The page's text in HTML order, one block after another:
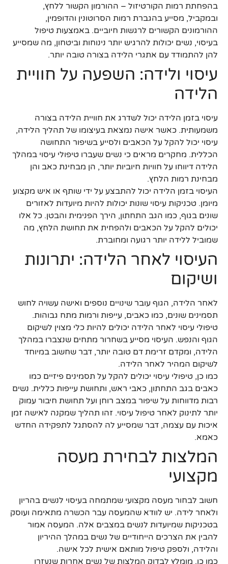
בהפחתת רמות הקורטיזול – ההורמון הקשור ללחץ,
ובמקביל, מסייע בהגברת רמות הסרוטונין והדופמין,
ההורמונים הקשורים לרגשות חיוביים. באמצעות טיפול
בעיסוי, נשים יכולות להרגיש יותר נינוחות וביטחון, מה שמסייע
להן להתמודד עם אתגרי הלידה בצורה טובה יותר.
עיסוי ולידה: השפעה על חוויית
הלידה
עיסוי בזמן הלידה יכול לשדרג את חוויית הלידה בצורה
משמעותית. כאשר אישה נמצאת בעיצומו של תהליך הלידה,
עיסוי יכול להקל על הכאבים ולסייע בשיפור התחושה
הכללית. מחקרים מראים כי נשים שעברו טיפולי עיסוי במהלך
הלידה דיווחו על חוויות חיוביות יותר, הן מבחינת כאב והן
מבחינת רמות הלחץ.
העיסוי בזמן הלידה יכול להתבצע על ידי שותף או איש מקצוע
מיומן. טכניקות עיסוי שונות יכולות להיות מיועדות לאזורים
שונים בגוף, כמו הגב התחתון, הירך הפנימית והבטן. כל אלו
יכולים להקל על הכאבים ולהפחית את תחושת הלחץ, מה
שמוביל ללידה יותר רגועה ומחוברת.
העיסוי לאחר הלידה: יתרונות
ושיקום
לאחר הלידה, הגוף עובר שינויים נוספים ואישה עשויה לחוש
תסמינים שונים, כמו כאבים, עייפות ורמות מתח גבוהות.
טיפולי עיסוי לאחר הלידה יכולים להיות כלי מצוין לשיקום
הגוף והנפש. העיסוי מסייע בשחרור מתחים שנצברו במהלך
הלידה, ומקדם זרימת דם טובה יותר, דבר שחשוב במיוחד
לשיקום המהיר לאחר הלידה.
כמו כן, טיפולי עיסוי יכולים להקל על תסמינים פיזיים כמו
כאבים בגב התחתון, כאבי ראש, ותחושת עייפות כללית. נשים
רבות מדווחות על שיפור במצב רוחן ועל תחושת חיבור עמוק
יותר לתינוק לאחר טיפול עיסוי. זהו תהליך שמקנה לאישה זמן
איכות עם עצמה, דבר שמסייע לה להסתגל לתפקידה החדש
כאמא.
המלצות לבחירת מעסה
מקצועי
חשוב לבחור מעסה מקצועי שמתמחה בעיסוי לנשים בהריון
ולאחר לידה. יש לוודא שהמעסה עבר הכשרה מתאימה ועוסק
בטכניקות שמיועדות לנשים במצבים אלה. המעסה אמור
להבין את הצרכים הייחודיים של נשים במהלך ההיריון
והלידה, ולספק טיפול מותאם אישית לכל אישה.
כמו כן, מומלץ לבדוק המלצות של נשים אחרות שנעזרו